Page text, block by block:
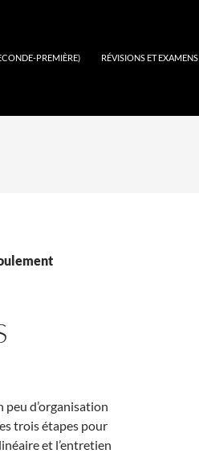
PREMIÈRE) RÉVISIONS ET EXAMENS
peu d’organisation
trois étapes pour
et l’entretien